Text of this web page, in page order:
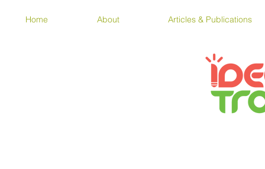
Home About Articles & Publications